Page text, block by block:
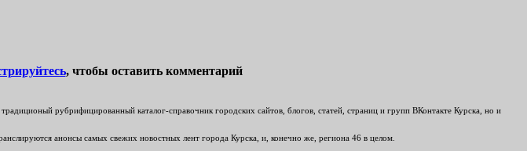
, чтобы оставить комментарий
рубрифицированный каталог-справочник городских сайтов, блогов, статей, страниц и групп ВКонтакте Курска, но и
анонсы самых свежих новостных лент города Курска, и, конечно же, региона 46 в целом.